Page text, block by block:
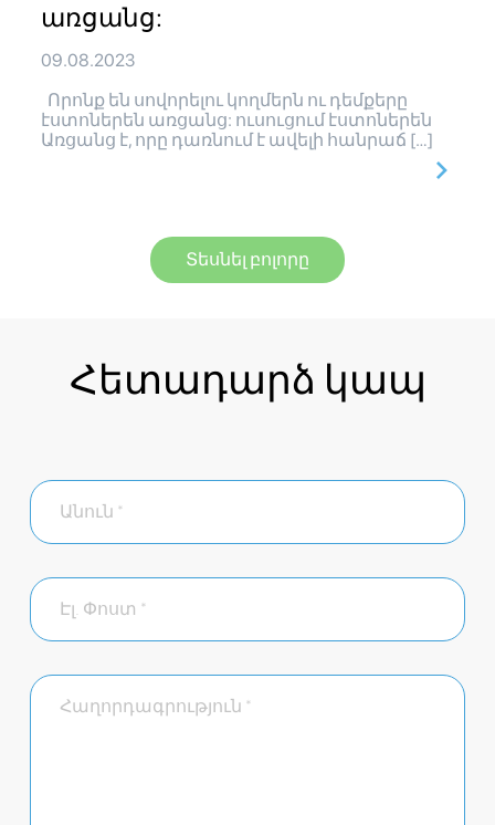
առցանց:
09.08.2023
Որոնք են սովորելու կողմերն ու դեմքերը
էստոներեն առցանց: ուսուցում էստոներեն
Առցանց է, որը դառնում է ավելի հանրաճ […]
Տեսնել բոլորը
Հետադարձ կապ